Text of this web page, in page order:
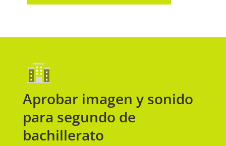
Aprobar imagen y sonido
para segundo de
bachillerato